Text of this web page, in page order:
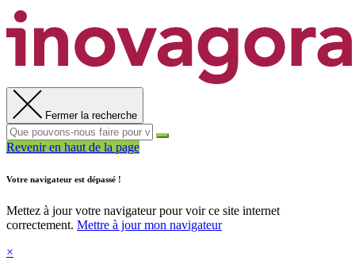
Fermer la recherche
Revenir en haut de la page
Votre navigateur est dépassé !
Mettez à jour votre navigateur pour voir ce site internet
correctement. Mettre à jour mon navigateur
×